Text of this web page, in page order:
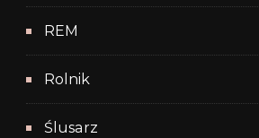
REM
Rolnik
Ślusarz